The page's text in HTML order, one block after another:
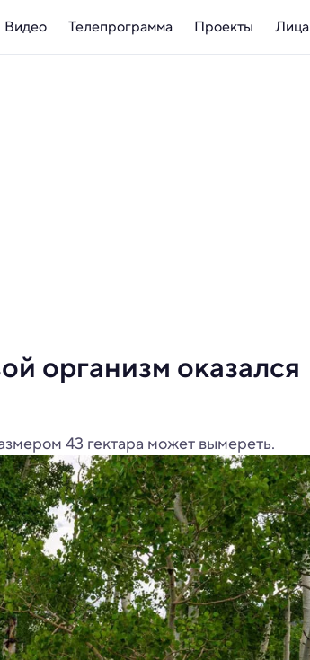
Видео Телепрограмма Проекты Лица
организм оказался
43 гектара может вымереть.